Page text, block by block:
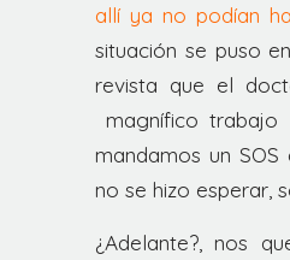
allí ya no podían
situación se puso
revista que el
magnífico trabajo
mandamos un
no se hizo esperar,
¿Adelante?, nos